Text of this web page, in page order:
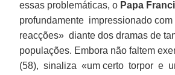
essas problemáticas, o Papa
profundamente impressionado
reacções» diante dos dramas de
populações. Embora não faltem
(58), sinaliza «um certo torpor e